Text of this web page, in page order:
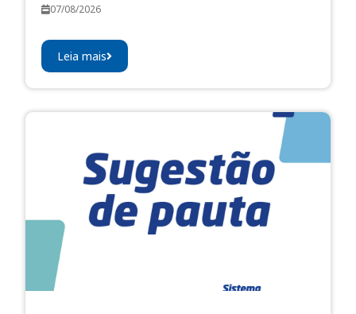
07/08/2026
Leia mais